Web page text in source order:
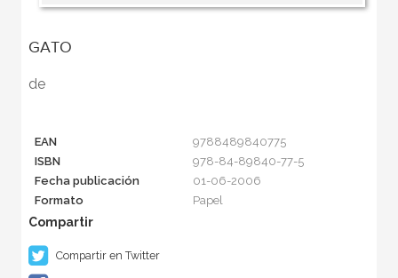
GATO
de
EAN
9788489840775
ISBN
978-84-89840-77-5
Fecha publicación
01-06-2006
Formato
Papel
Compartir en Twitter